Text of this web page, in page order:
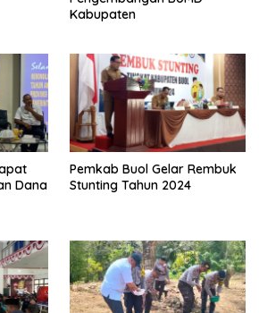
Kabupaten
Dana
Pemkab Buol Gelar Rembuk
Stunting Tahun 2024